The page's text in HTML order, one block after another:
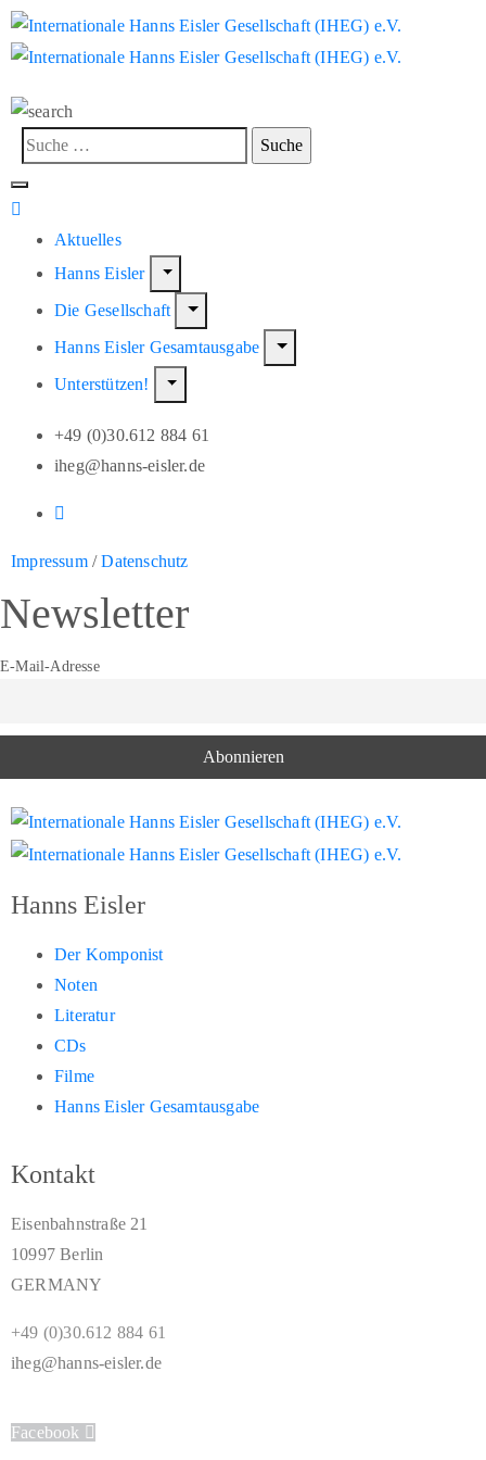
Aktuelles
Hanns Eisler
Die Gesellschaft
Hanns Eisler Gesamtausgabe
Unterstützen!
+49 (0)30.612 884 61
iheg@hanns-eisler.de
Impressum/Datenschutz
Newsletter
E-Mail-Adresse
Hanns Eisler
Der Komponist
Noten
Literatur
CDs
Filme
Hanns Eisler Gesamtausgabe
Kontakt
Eisenbahnstraße 21
10997 Berlin
GERMANY
+49 (0)30.612 884 61
iheg@hanns-eisler.de
Facebook